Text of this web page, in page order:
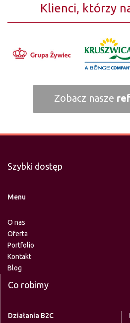
Klienci, którzy
Zobacz nasze
Szybki dostęp
Menu
O nas
Oferta
Portfolio
Kontakt
Blog
Co robimy
Działania B2C